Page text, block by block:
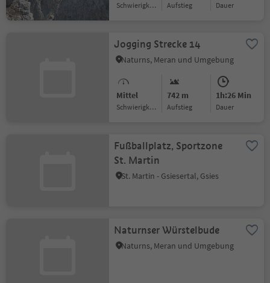
Schwierigkeitsgrad Aufstieg Dauer
Jogging Strecke 14
Naturns, Meran und Umgebung
Mittel
Schwierigkeitsgrad
742 m
Aufstieg
1h:26 Min
Dauer
Fußballplatz, Sportzone
St. Martin
St. Martin - Gsiesertal, Gsies
Naturnser Würstelbude
Naturns, Meran und Umgebung